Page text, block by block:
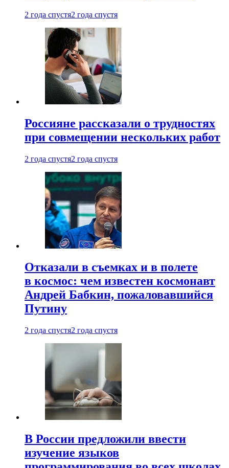
2 года спустя2 года спустя
Россияне рассказали о трудностях
при совмещении нескольких работ
2 года спустя2 года спустя
Отказали в съемках и в полете
в космос: чем известен космонавт
Андрей Бабкин, пожаловавшийся
Путину
2 года спустя2 года спустя
В России предложили ввести
изучение языков